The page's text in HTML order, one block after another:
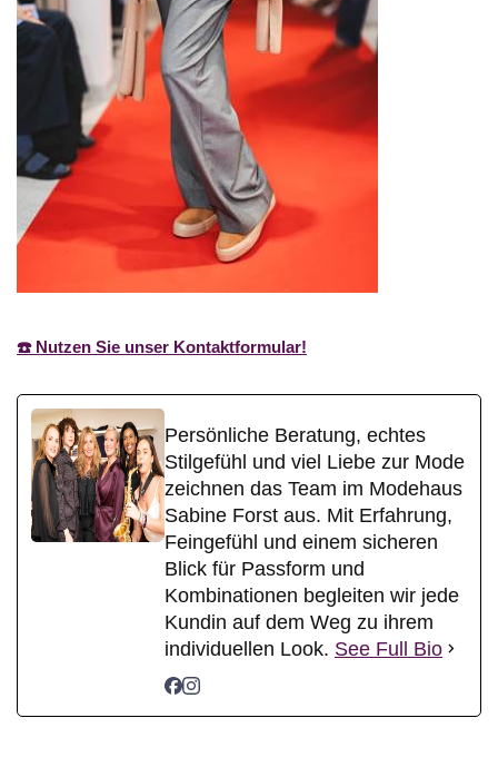
☎️ Nutzen Sie unser Kontaktformular!
Persönliche Beratung, echtes
Stilgefühl und viel Liebe zur Mode
zeichnen das Team im Modehaus
Sabine Forst aus. Mit Erfahrung,
Feingefühl und einem sicheren
Blick für Passform und
Kombinationen begleiten wir jede
Kundin auf dem Weg zu ihrem
individuellen Look. See Full Bio